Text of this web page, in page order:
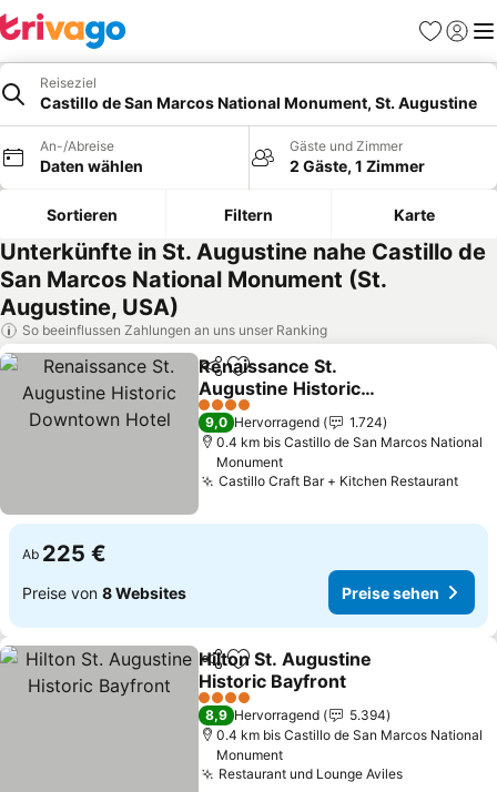
Favoriten
Reiseziel
Castillo de San Marcos National Monument, St. Augustine
An-/Abreise
Daten wählen
Gäste und Zimmer
2 Gäste, 1 Zimmer
Sortieren Filtern Karte
Unterkünfte in St. Augustine nahe Castillo de
San Marcos National Monument (St.
Augustine, USA)
So beeinflussen Zahlungen an uns unser Ranking
TeilenZu Favoriten hinzufügen
Renaissance St.
Augustine Historic
Downtown Hotel
4 Sterne
9,0 Hervorragend
1.724
0.4 km bis Castillo de San Marcos National
Monument
Castillo Craft Bar + Kitchen Restaurant
Ab 225 €
Preise von 8 Websites Preise sehen
TeilenZu Favoriten hinzufügen
Hilton St. Augustine
Historic Bayfront
4 Sterne
8,9 Hervorragend
5.394
0.4 km bis Castillo de San Marcos National
Monument
Restaurant und Lounge Aviles